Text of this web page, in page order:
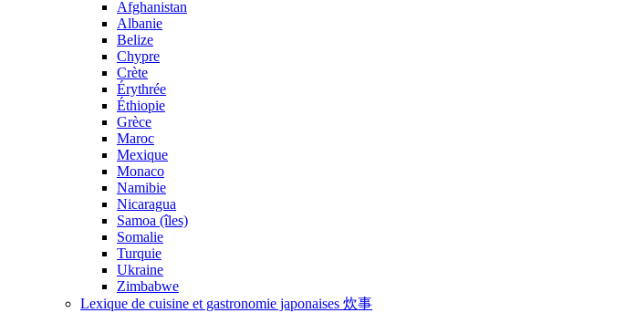
Afghanistan
Albanie
Belize
Chypre
Crète
Érythrée
Éthiopie
Grèce
Maroc
Mexique
Monaco
Namibie
Nicaragua
Samoa (îles)
Somalie
Turquie
Ukraine
Zimbabwe
Lexique de cuisine et gastronomie japonaises 炊事